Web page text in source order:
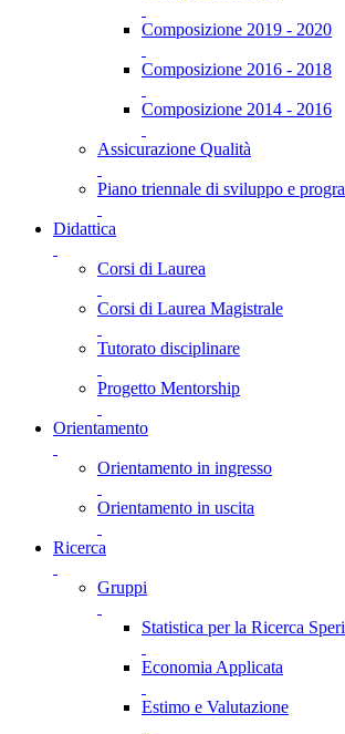
Composizione 2019 - 2020
Composizione 2016 - 2018
Composizione 2014 - 2016
Assicurazione Qualità
Piano triennale di sviluppo e
Didattica
Corsi di Laurea
Corsi di Laurea Magistrale
Tutorato disciplinare
Progetto Mentorship
Orientamento
Orientamento in ingresso
Orientamento in uscita
Ricerca
Gruppi
Statistica per la Ricerca
Economia Applicata
Estimo e Valutazione